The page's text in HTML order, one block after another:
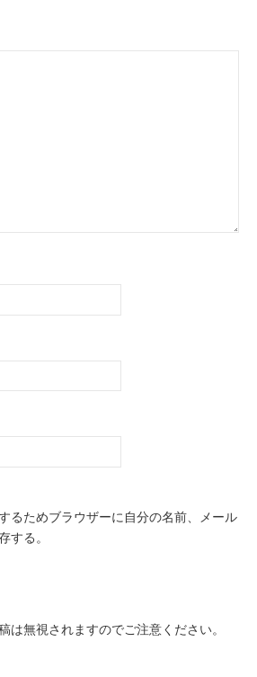
るためブラウザーに自分の名前、メール
する。
は無視されますのでご注意ください。